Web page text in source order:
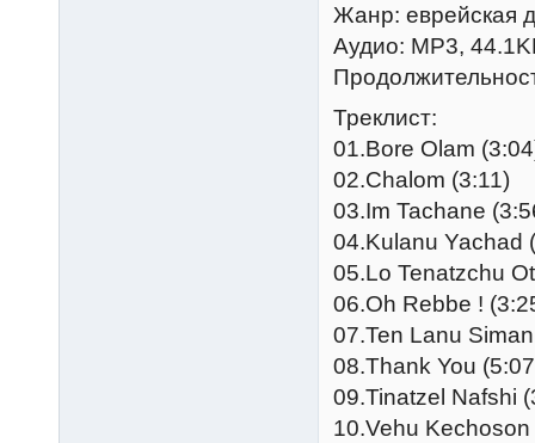
Жанр: еврейская
Аудио: МР3,
Треклист:
01.Bore Olam
02.Chalom (3:11)
03.Im Tachane
04.Kulanu Yachad
05.Lo Tenatzchu
06.Oh Rebbe !
07.Ten Lanu
08.Thank You
09.Tinatzel Nafshi
10.Vehu Kechoson